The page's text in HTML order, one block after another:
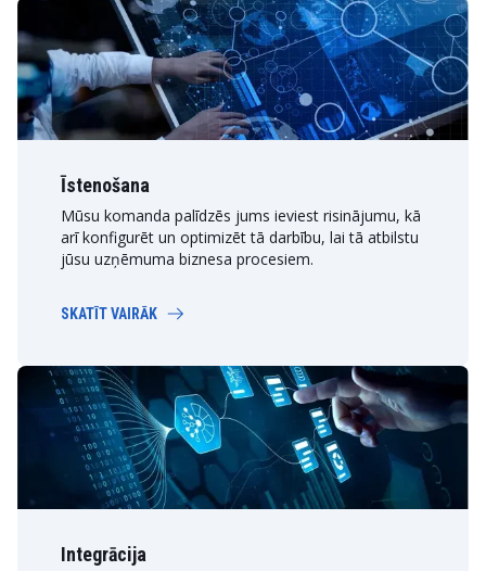
Īstenošana
Mūsu komanda palīdzēs jums ieviest risinājumu, kā
arī konfigurēt un optimizēt tā darbību, lai tā atbilstu
jūsu uzņēmuma biznesa procesiem.
SKATĪT VAIRĀK
Integrācija